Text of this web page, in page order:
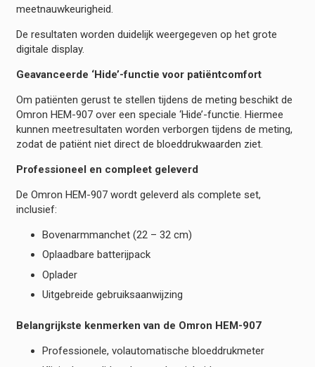
meetnauwkeurigheid.
De resultaten worden duidelijk weergegeven op het grote
digitale display.
Geavanceerde ‘Hide’-functie voor patiëntcomfort
Om patiënten gerust te stellen tijdens de meting beschikt de
Omron HEM-907 over een speciale ‘Hide’-functie. Hiermee
kunnen meetresultaten worden verborgen tijdens de meting,
zodat de patiënt niet direct de bloeddrukwaarden ziet.
Professioneel en compleet geleverd
De Omron HEM-907 wordt geleverd als complete set,
inclusief:
Bovenarmmanchet (22 – 32 cm)
Oplaadbare batterijpack
Oplader
Uitgebreide gebruiksaanwijzing
Belangrijkste kenmerken van de Omron HEM-907
Professionele, volautomatische bloeddrukmeter